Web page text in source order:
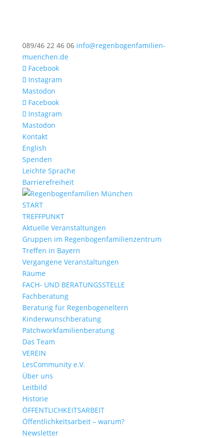
089/46 22 46 06 info@regenbogenfamilien-
muenchen.de
Facebook
Instagram
Mastodon
Facebook
Instagram
Mastodon
Kontakt
English
Spenden
Leichte Sprache
Barrierefreiheit
START
TREFFPUNKT
Aktuelle Veranstaltungen
Gruppen im Regenbogenfamilienzentrum
Treffen in Bayern
Vergangene Veranstaltungen
Räume
FACH- UND BERATUNGSSTELLE
Fachberatung
Beratung für Regenbogeneltern
Kinderwunsch­beratung
Patchwork­familienberatung
Das Team
VEREIN
LesCommunity e.V.
Über uns
Leitbild
Historie
ÖFFENTLICHKEITSARBEIT
Öffentlichkeitsarbeit – warum?
Newsletter